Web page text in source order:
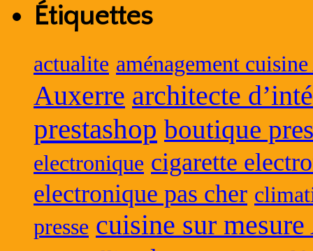
Étiquettes
actualite aménagement
Auxerre architecte
prestashop boutique
electronique cigarette
electronique pas cher
presse cuisine sur